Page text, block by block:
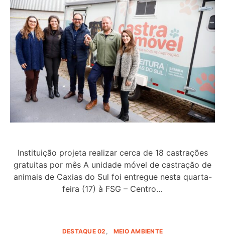
Instituição projeta realizar cerca de 18 castrações
gratuitas por mês A unidade móvel de castração de
animais de Caxias do Sul foi entregue nesta quarta-
feira (17) à FSG – Centro…
DESTAQUE 02 MEIO AMBIENTE